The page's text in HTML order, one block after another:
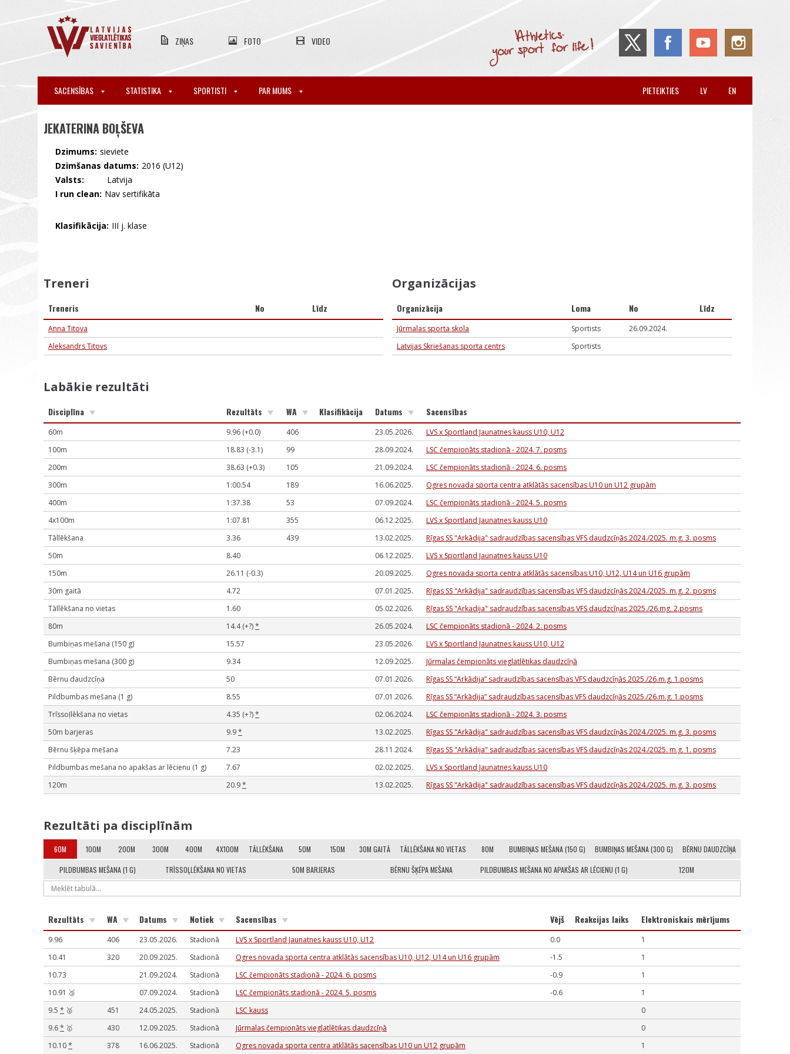
ZIŅAS FOTO VIDEO
SACENSĪBAS STATISTIKA SPORTISTI PAR MUMS EN
LV
PIETEIKTIES
JEKATERINA BOĻŠEVA
Dzimums: sieviete
Dzimšanas datums: 2016 (U12)
Valsts:
🇱🇻 Latvija
I run clean: Nav sertifikāta
Klasifikācija: III j. klase
Treneri
Treneris No Līdz
Anna Titova
Aleksandrs Titovs
Organizācijas
Organizācija Loma No Līdz
Jūrmalas sporta skola Sportists
26.09.2024.
Latvijas Skriešanas sporta centrs
Sportists
Labākie rezultāti
Disciplīna Rezultāts WA Klasifikācija Datums Sacensības
60m 9.96 (+0.0) 406 23.05.2026.
LVS x Sportland Jaunatnes kauss U10, U12
100m
18.83 (-3.1) 99 28.09.2024.
LSC čempionāts stadionā - 2024. 7. posms
200m
38.63 (+0.3) 105 21.09.2024.
LSC čempionāts stadionā - 2024. 6. posms
300m
1:00.54 189 16.06.2025.
Ogres novada sporta centra atklātās sacensības U10 un U12 grupām
400m
1:37.38 53 07.09.2024.
LSC čempionāts stadionā - 2024. 5. posms
4x100m
1:07.81 355 06.12.2025.
LVS x Sportland Jaunatnes kauss U10
Tāllēkšana
3.36 439 13.02.2025.
Rīgas SS "Arkādija" sadraudzības sacensības VFS daudzcīņās 2024./2025. m.g. 3. posms
50m
8.40 06.12.2025.
LVS x Sportland Jaunatnes kauss U10
150m
26.11 (-0.3) 20.09.2025.
Ogres novada sporta centra atklātās sacensības U10, U12, U14 un U16 grupām
30m gaitā
4.72 07.01.2025.
Rīgas SS "Arkādija" sadraudzības sacensības VFS daudzcīņās 2024./2025. m.g. 2. posms
Tāllēkšana no vietas
1.60 05.02.2026.
Rīgas SS "Arkadija" sadraudzības sacensības VFS daudzcīņas 2025./26.mg. 2.posms
80m
14.4 (+?)* 26.05.2024.
LSC čempionāts stadionā - 2024. 2. posms
Bumbiņas mešana (150 g)
15.57 23.05.2026.
LVS x Sportland Jaunatnes kauss U10, U12
Bumbiņas mešana (300 g)
9.34 12.09.2025.
Jūrmalas čempionāts vieglatlētikas daudzcīņā
Bērnu daudzcīņa
50 07.01.2026.
Rīgas SS “Arkādija” sadraudzības sacensības VFS daudzcīņās 2025./26.m.g. 1.posms
Pildbumbas mešana (1 g)
8.55 07.01.2026.
Rīgas SS “Arkādija” sadraudzības sacensības VFS daudzcīņās 2025./26.m.g. 1.posms
Trīssoļlēkšana no vietas
4.35 (+?)* 02.06.2024.
LSC čempionāts stadionā - 2024. 3. posms
50m barjeras
9.9* 13.02.2025.
Rīgas SS "Arkādija" sadraudzības sacensības VFS daudzcīņās 2024./2025. m.g. 3. posms
Bērnu šķēpa mešana
7.23 28.11.2024.
Rīgas SS "Arkādija" sadraudzības sacensības VFS daudzcīņās 2024./2025. m.g. 1. posms
Pildbumbas mešana no apakšas ar lēcienu (1 g)
7.67 02.02.2025.
LVS x Sportland Jaunatnes kauss U10
120m
20.9* 13.02.2025. Rīgas SS "Arkādija" sadraudzības sacensības VFS daudzcīņās 2024./2025. m.g. 3. posms
Rezultāti pa disciplīnām
60M 100M 200M 300M 400M 4X100M TĀLLĒKŠANA 50M 150M 30M GAITĀ TĀLLĒKŠANA NO VIETAS 80M BUMBIŅAS MEŠANA (150 G) BUMBIŅAS MEŠANA (300 G) BĒRNU DAUDZCĪŅA
PILDBUMBAS MEŠANA (1 G) TRĪSSOĻLĒKŠANA NO VIETAS 50M BARJERAS BĒRNU ŠĶĒPA MEŠANA PILDBUMBAS MEŠANA NO APAKŠAS AR LĒCIENU (1 G) 120M
Rezultāts WA Datums Notiek Sacensības Vējš Reakcijas laiks Elektroniskais mērījums
9.96 406 23.05.2026. Stadionā LVS x Sportland Jaunatnes kauss U10, U12 0.0
1
10.41
320 20.09.2025. Stadionā Ogres novada sporta centra atklātās sacensības U10, U12, U14 un U16 grupām -1.5
1
10.73
21.09.2024. Stadionā LSC čempionāts stadionā - 2024. 6. posms -0.9
1
10.91 🥉
07.09.2024. Stadionā LSC čempionāts stadionā - 2024. 5. posms -0.6
1
9.5 * 🥈 451 24.05.2025. Stadionā LSC kauss
0
9.6* 🥇 430 12.09.2025. Stadionā Jūrmalas čempionāts vieglatlētikas daudzcīņā
0
10.10* 378 16.06.2025. Stadionā Ogres novada sporta centra atklātās sacensības U10 un U12 grupām 1